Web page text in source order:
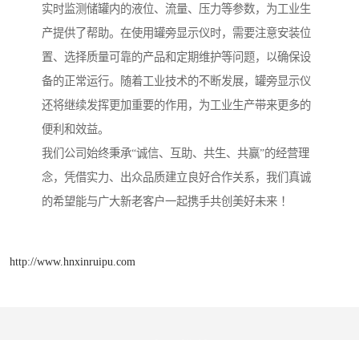
实时监测储罐内的液位、流量、压力等参数，为工业生
产提供了帮助。在使用罐旁显示仪时，需要注意安装位
置、选择质量可靠的产品和定期维护等问题，以确保设
备的正常运行。随着工业技术的不断发展，罐旁显示仪
还将继续发挥更加重要的作用，为工业生产带来更多的
便利和效益。
我们公司始终秉承“诚信、互助、共生、共赢”的经营理
念，凭借实力、出众品质建立良好合作关系，我们真诚
的希望能与广大新老客户一起携手共创美好未来 ！
http://www.hnxinruipu.com